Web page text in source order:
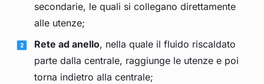
secondarie, le quali si collegano direttamente
alle utenze;
Rete ad anello, nella quale il fluido riscaldato
parte dalla centrale, raggiunge le utenze e poi
torna indietro alla centrale;